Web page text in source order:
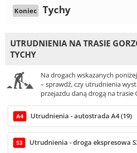
Koniec Tychy
UTRUDNIENIA NA TRASIE
TYCHY
Na drogach wskazanych
– sprawdź, czy utrudnienia
przejazdu daną drogą na trasie
A4 Utrudnienia - autostrada A4 (19)
S3 Utrudnienia - droga ekspresowa